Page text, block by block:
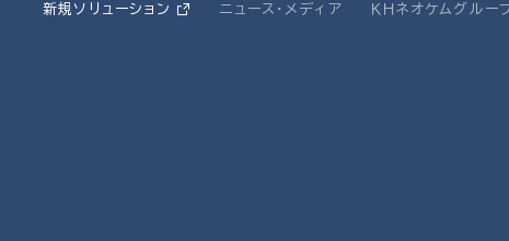
新規ソリューション ニュース・メディア ＫＨネオケムグルー